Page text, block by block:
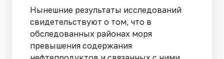
Нынешние результаты исследований
свидетельствуют о том, что в
обследованных районах моря
превышения содержания